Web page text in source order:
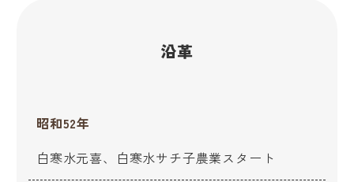
沿革
昭和52年
白寒水元喜、白寒水サチ子農業スタート